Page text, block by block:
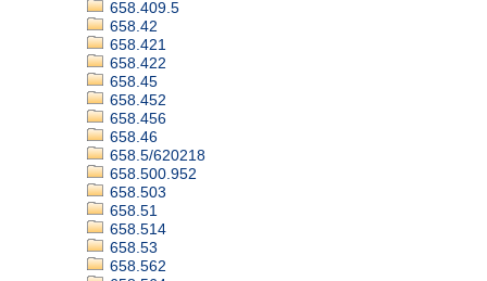
658.409.5
658.42
658.421
658.422
658.45
658.452
658.456
658.46
658.5/620218
658.500.952
658.503
658.51
658.514
658.53
658.562